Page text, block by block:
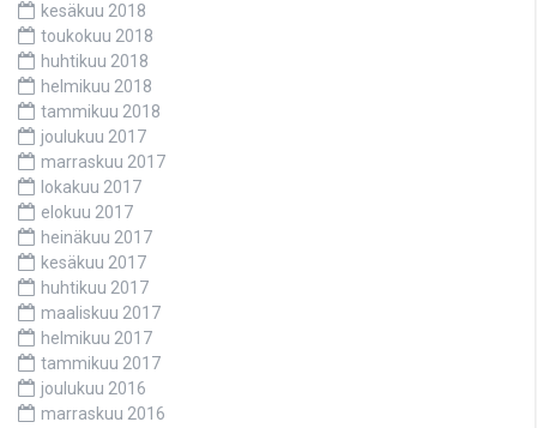
kesäkuu 2018
toukokuu 2018
huhtikuu 2018
helmikuu 2018
tammikuu 2018
joulukuu 2017
marraskuu 2017
lokakuu 2017
elokuu 2017
heinäkuu 2017
kesäkuu 2017
huhtikuu 2017
maaliskuu 2017
helmikuu 2017
tammikuu 2017
joulukuu 2016
marraskuu 2016